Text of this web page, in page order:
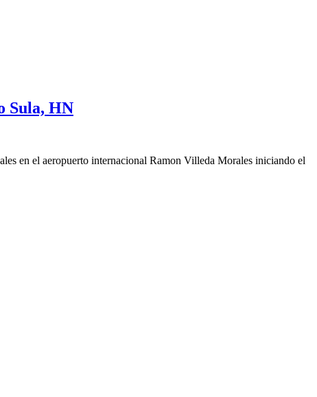
Sula, HN
en el aeropuerto internacional Ramon Villeda Morales iniciando el